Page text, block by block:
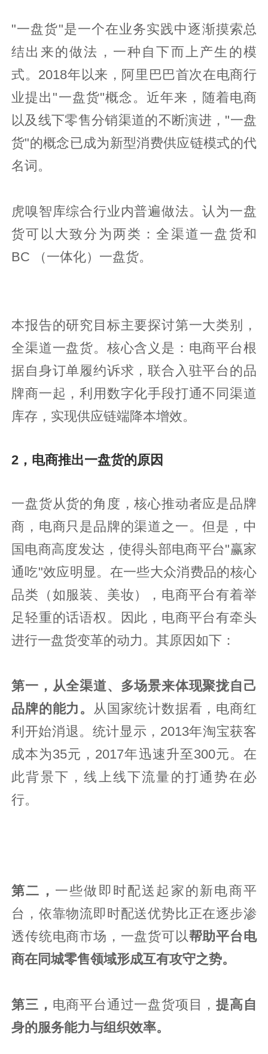
"一盘货"是一个在业务实践中逐渐摸索总
结出来的做法，一种自下而上产生的模
式。2018年以来，阿里巴巴首次在电商行
业提出"一盘货"概念。近年来，随着电商
以及线下零售分销渠道的不断演进，"一盘
货"的概念已成为新型消费供应链模式的代
名词。
虎嗅智库综合行业内普遍做法。认为一盘
货可以大致分为两类：全渠道一盘货和
BC （一体化）一盘货。
本报告的研究目标主要探讨第一大类别，
全渠道一盘货。核心含义是：电商平台根
据自身订单履约诉求，联合入驻平台的品
牌商一起，利用数字化手段打通不同渠道
库存，实现供应链端降本增效。
2，电商推出一盘货的原因
一盘货从货的角度，核心推动者应是品牌
商，电商只是品牌的渠道之一。但是，中
国电商高度发达，使得头部电商平台"赢家
通吃"效应明显。在一些大众消费品的核心
品类（如服装、美妆），电商平台有着举
足轻重的话语权。因此，电商平台有牵头
进行一盘货变革的动力。其原因如下：
第一，从全渠道、多场景来体现聚拢自己
品牌的能力。 从国家统计数据看，电商红
利开始消退。统计显示，2013年淘宝获客
成本为35元，2017年迅速升至300元。在
此背景下，线上线下流量的打通势在必
行。
第二， 一些做即时配送起家的新电商平
台，依靠物流即时配送优势比正在逐步渗
透传统电商市场，一盘货可以帮助平台电
商在同城零售领域形成互有攻守之势。
第三， 电商平台通过一盘货项目，提高自
身的服务能力与组织效率。